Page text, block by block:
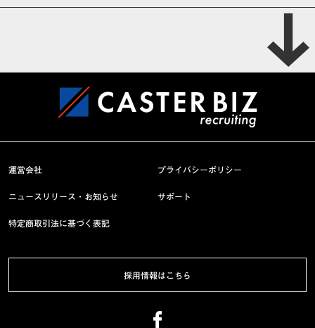
運営会社 プライバシーポリシー
ニュースリリース・お知らせ サポート
特定商取引法に基づく表記
採用情報はこちら